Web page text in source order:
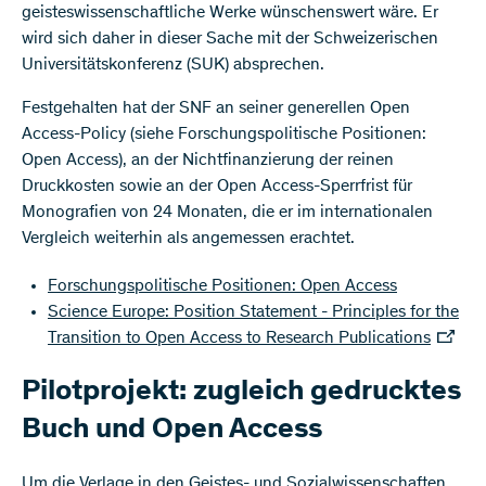
geisteswissenschaftliche Werke wünschenswert wäre. Er
wird sich daher in dieser Sache mit der Schweizerischen
Universitätskonferenz (SUK) absprechen.
Festgehalten hat der SNF an seiner generellen Open
Access-Policy (siehe Forschungspolitische Positionen:
Open Access), an der Nichtfinanzierung der reinen
Druckkosten sowie an der Open Access-Sperrfrist für
Monografien von 24 Monaten, die er im internationalen
Vergleich weiterhin als angemessen erachtet.
Forschungspolitische Positionen: Open Access
Science Europe: Position Statement - Principles for the
Transition to Open Access to Research Publications
Pilotprojekt: zugleich gedrucktes
Buch und Open Access